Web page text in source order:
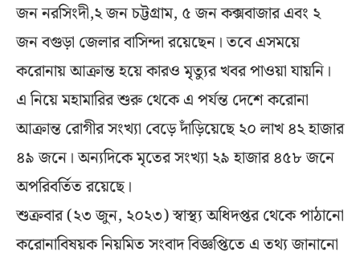
জন নরসিংদী,২ জন চট্টগ্রাম, ৫ জন কক্সবাজার এবং ২
জন বগুড়া জেলার বাসিন্দা রয়েছেন। তবে এসময়ে
করোনায় আক্রান্ত হয়ে কারও মৃত্যুর খবর পাওয়া যায়নি।
এ নিয়ে মহামারির শুরু থেকে এ পর্যন্ত দেশে করোনা
আক্রান্ত রোগীর সংখ্যা বেড়ে দাঁড়িয়েছে ২০ লাখ ৪২ হাজার
৪৯ জনে। অন্যদিকে মৃতের সংখ্যা ২৯ হাজার ৪৫৮ জনে
অপরিবর্তিত রয়েছে।
শুক্রবার (২৩ জুন, ২০২৩) স্বাস্থ্য অধিদপ্তর থেকে পাঠানো
করোনাবিষয়ক নিয়মিত সংবাদ বিজ্ঞপ্তিতে এ তথ্য জানানো